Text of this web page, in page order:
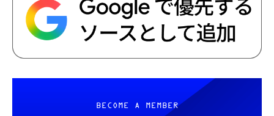
BECOME A MEMBER